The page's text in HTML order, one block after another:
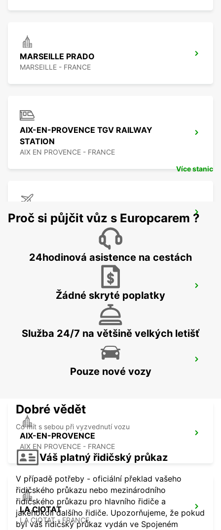
MARSEILLE PRADO
MARSEILLE - FRANCE
AIX-EN-PROVENCE TGV RAILWAY
STATION
AIX EN PROVENCE - FRANCE
MARSEILLE LETIŠTE
MARIGNANE - FRANCE
AUBAGNE
AUBAGNE - FRANCE
AIX-EN-PROVENCE LA PIOLINE
AIX EN PROVENCE - FRANCE
AIX-EN-PROVENCE
AIX EN PROVENCE - FRANCE
LA CIOTAT
LA CIOTAT - FRANCE
Více stanic
Proč si půjčit vůz s Europcarem ?
24hodinová asistence na cestách
Žádné skryté poplatky
Služba 24/7 na většině velkých letišť
Pouze nové vozy
Dobré vědět
Co mít s sebou při vyzvednutí vozu
Váš platný řidičský průkaz
V případě potřeby - oficiální překlad vašeho
řidičského průkazu nebo mezinárodního
řidičského průkazu pro hlavního řidiče a
jakéhokoli dalšího řidiče. Upozorňujeme, že pokud
byl váš řidičský průkaz vydán ve Spojeném